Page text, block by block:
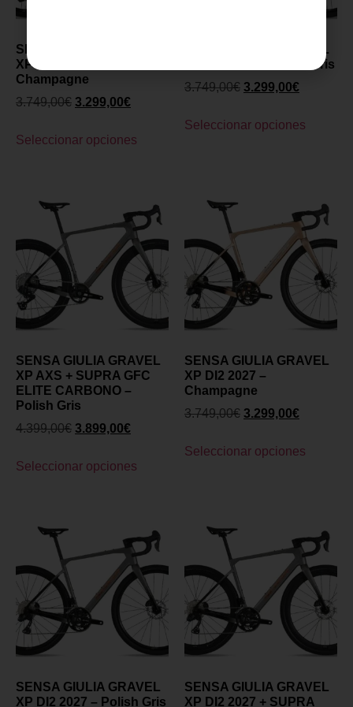
SENSA GIULIA GRAVEL
XP AXS 2027-
Champagne
3.749,00€ 3.299,00€
Seleccionar opciones
SENSA GIULIA GRAVEL
XP AXS 2027- Polish Gris
3.749,00€ 3.299,00€
Seleccionar opciones
SENSA GIULIA GRAVEL
XP AXS + SUPRA GFC
ELITE CARBONO –
Polish Gris
4.399,00€ 3.899,00€
Seleccionar opciones
SENSA GIULIA GRAVEL
XP DI2 2027 –
Champagne
3.749,00€ 3.299,00€
Seleccionar opciones
SENSA GIULIA GRAVEL
XP DI2 2027 – Polish Gris
SENSA GIULIA GRAVEL
XP DI2 2027 + SUPRA